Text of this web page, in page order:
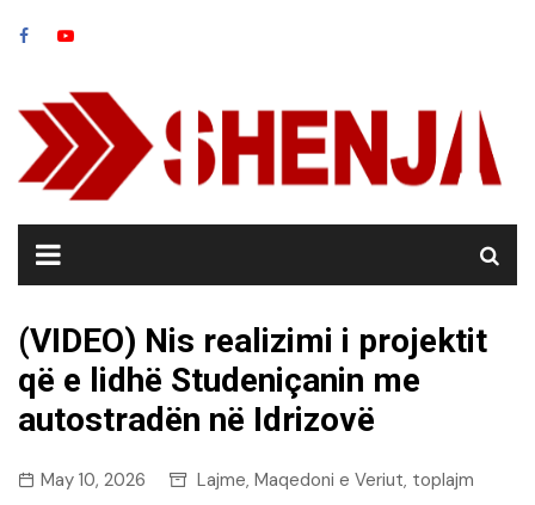
(VIDEO) Nis realizimi i projektit
që e lidhë Studeniçanin me
autostradën në Idrizovë
May 10, 2026 Lajme, Maqedoni e Veriut, toplajm